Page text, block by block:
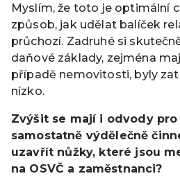
Myslím, že toto je optimální
způsob, jak udělat balíček
průchozí. Zadruhé si
daňové základy, zejména
případě nemovitosti, byly
nízko.
Zvýšit se mají i odvody pro
samostatně výdělečně
uzavřít nůžky, které jsou
na OSVČ a zaměstnanci?